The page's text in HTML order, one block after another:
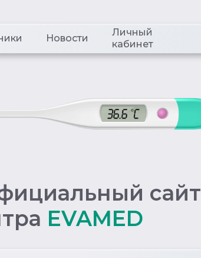
Новости
Личный
кабинет
сайт
EVAMED